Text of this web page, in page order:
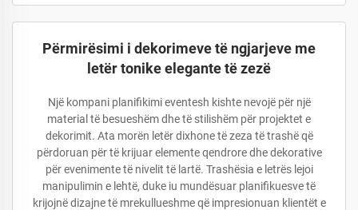
Përmirësimi i dekorimeve të ngjarjeve me
letër tonike elegante të zezë
Një kompani planifikimi eventesh kishte nevojë për një
material të besueshëm dhe të stilishëm për projektet e
dekorimit. Ata morën letër dixhone të zeza të trashë që
përdoruan për të krijuar elemente qendrore dhe dekorative
për evenimente të nivelit të lartë. Trashësia e letrës lejoi
manipulimin e lehtë, duke iu mundësuar planifikuesve të
krijojnë dizajne të mrekullueshme që impresionuan klientët e